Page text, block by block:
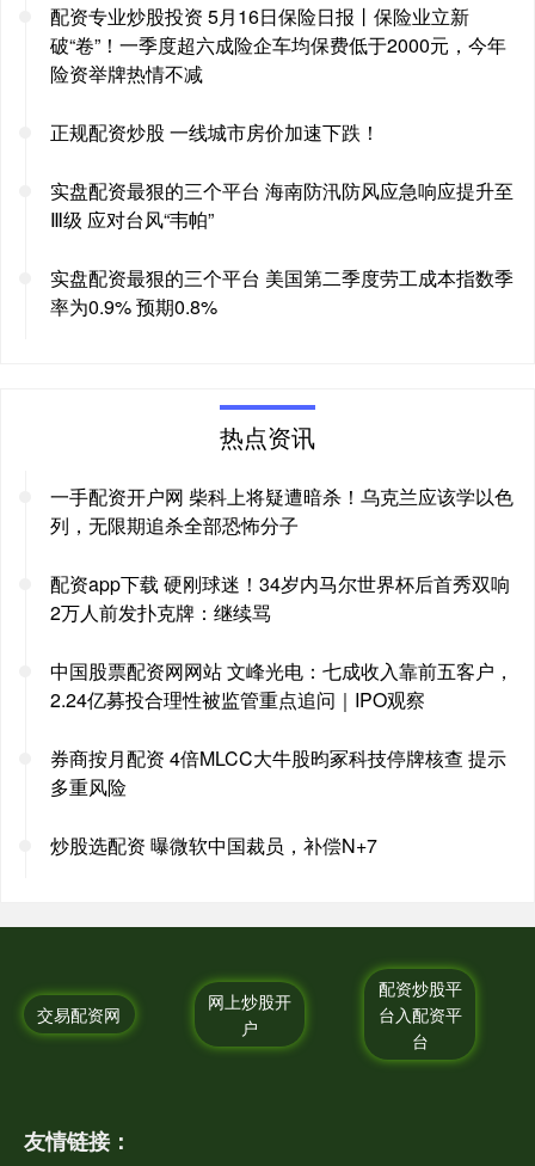
配资专业炒股投资 5月16日保险日报丨保险业立新
破“卷”！一季度超六成险企车均保费低于2000元，今年
险资举牌热情不减
正规配资炒股 一线城市房价加速下跌！
实盘配资最狠的三个平台 海南防汛防风应急响应提升至
Ⅲ级 应对台风“韦帕”
实盘配资最狠的三个平台 美国第二季度劳工成本指数季
率为0.9% 预期0.8%
热点资讯
一手配资开户网 柴科上将疑遭暗杀！乌克兰应该学以色
列，无限期追杀全部恐怖分子
配资app下载 硬刚球迷！34岁内马尔世界杯后首秀双响
2万人前发扑克牌：继续骂
中国股票配资网网站 文峰光电：七成收入靠前五客户，
2.24亿募投合理性被监管重点追问｜IPO观察
券商按月配资 4倍MLCC大牛股昀冢科技停牌核查 提示
多重风险
炒股选配资 曝微软中国裁员，补偿N+7
交易配资网
网上炒股开
户
配资炒股平
台入配资平
台
友情链接：